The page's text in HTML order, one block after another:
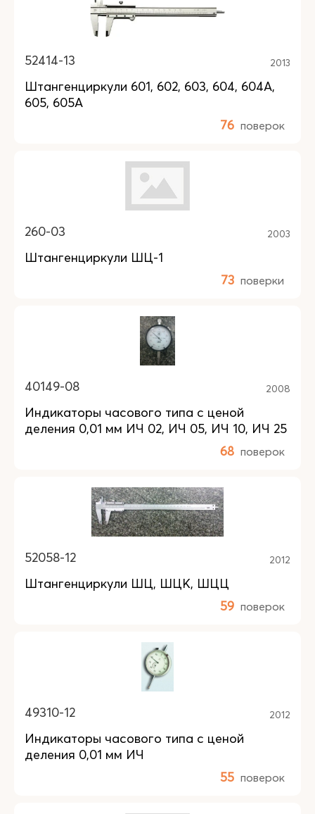
52414-13 2013
Штангенциркули 601, 602, 603, 604, 604А,
605, 605А
76 поверок
260-03 2003
Штангенциркули ШЦ-1
73 поверки
40149-08 2008
Индикаторы часового типа с ценой
деления 0,01 мм ИЧ 02, ИЧ 05, ИЧ 10, ИЧ 25
68 поверок
52058-12 2012
Штангенциркули ШЦ, ШЦК, ШЦЦ
59 поверок
49310-12 2012
Индикаторы часового типа с ценой
деления 0,01 мм ИЧ
55 поверок